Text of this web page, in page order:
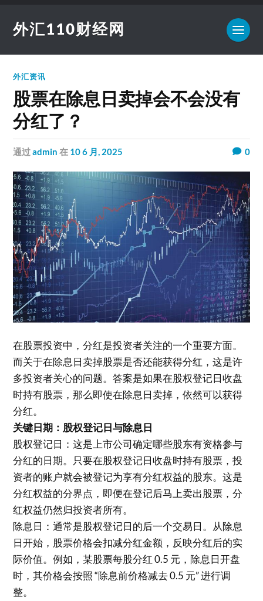
外汇110财经网
外汇资讯
股票在除息日卖掉会不会没有
分红了？
通过admin 在 10 6 月, 2025 0
在股票投资中，分红是投资者关注的一个重要方面。
而关于在除息日卖掉股票是否还能获得分红，这是许
多投资者关心的问题。答案是如果在股权登记日收盘
时持有股票，那么即使在除息日卖掉，依然可以获得
分红。
关键日期：股权登记日与除息日
股权登记日：这是上市公司确定哪些股东有资格参与
分红的日期。只要在股权登记日收盘时持有股票，投
资者的账户就会被登记为享有分红权益的股东。这是
分红权益的分界点，即便在登记后马上卖出股票，分
红权益仍然归投资者所有。
除息日：通常是股权登记日的后一个交易日。从除息
日开始，股票价格会扣减分红金额，反映分红后的实
际价值。例如，某股票每股分红 0.5 元，除息日开盘
时，其价格会按照 “除息前价格减去 0.5 元” 进行调
整。